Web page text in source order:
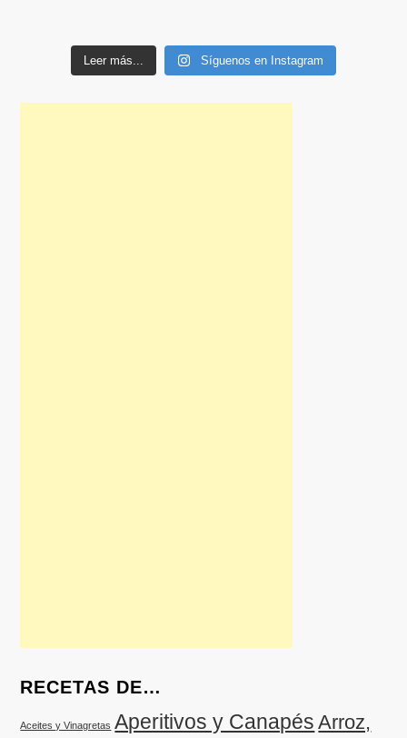
Leer más... Síguenos en Instagram
RECETAS DE…
Aceites y Vinagretas Aperitivos y Canapés Arroz,